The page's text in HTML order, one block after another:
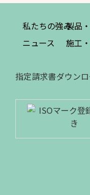
私たちの強み
ニュース
製品
施工
指定請求書ダウン